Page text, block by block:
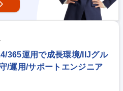
365運用で成長環境/IIJグル
/運用/サポートエンジニア